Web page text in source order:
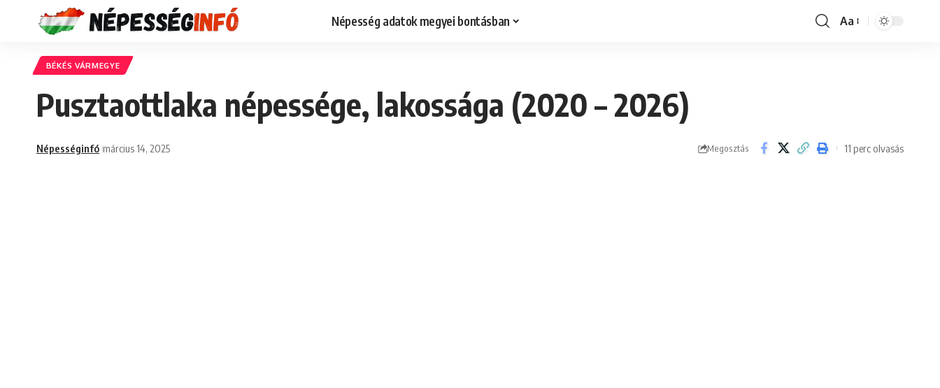
Népesség adatok megyei bontásban
Font
Aa
BÉKÉS VÁRMEGYE
Pusztaottlaka népessége, lakossága (2020 – 2026)
Népességinfó március 14, 2025 Megosztás 11 perc olvasás